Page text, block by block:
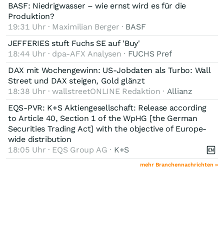
BASF: Niedrigwasser – wie ernst wird es für die
Produktion?
19:31 Uhr · Maximilian Berger · BASF
JEFFERIES stuft Fuchs SE auf 'Buy'
18:44 Uhr · dpa-AFX Analysen · FUCHS Pref
DAX mit Wochengewinn: US-Jobdaten als Turbo: Wall
Street und DAX steigen, Gold glänzt
18:38 Uhr · wallstreetONLINE Redaktion · Allianz
EQS-PVR: K+S Aktiengesellschaft: Release according
to Article 40, Section 1 of the WpHG [the German
Securities Trading Act] with the objective of Europe-
wide distribution
18:05 Uhr · EQS Group AG · K+S
mehr Branchennachrichten »